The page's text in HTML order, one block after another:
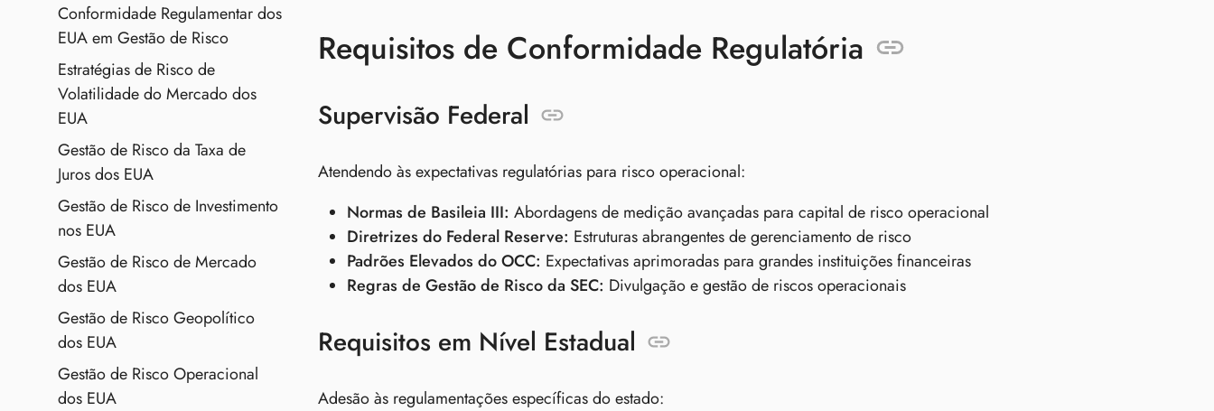
Conformidade Regulamentar dos
EUA em Gestão de Risco
Estratégias de Risco de
Volatilidade do Mercado dos
EUA
Gestão de Risco da Taxa de
Juros dos EUA
Gestão de Risco de Investimento
nos EUA
Gestão de Risco de Mercado
dos EUA
Gestão de Risco Geopolítico
dos EUA
Gestão de Risco Operacional
dos EUA
Requisitos de Conformidade Regulatória
Supervisão Federal
Atendendo às expectativas regulatórias para risco operacional:
Normas de Basileia III: Abordagens de medição avançadas para capital de risco operacional
Diretrizes do Federal Reserve: Estruturas abrangentes de gerenciamento de risco
Padrões Elevados do OCC: Expectativas aprimoradas para grandes instituições financeiras
Regras de Gestão de Risco da SEC: Divulgação e gestão de riscos operacionais
Requisitos em Nível Estadual
Adesão às regulamentações específicas do estado: